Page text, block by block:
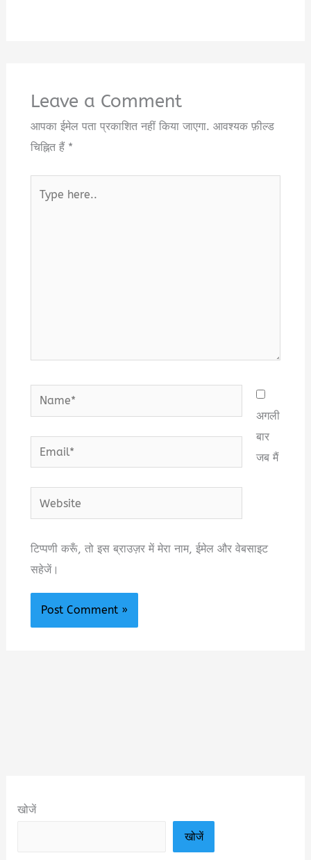
Leave a Comment
आपका ईमेल पता प्रकाशित नहीं किया जाएगा. आवश्यक फ़ील्ड
चिह्नित हैं *
here..
Name*
Email*
Website
अगली
बार
जब मैं
टिप्पणी करूँ, तो इस ब्राउज़र में मेरा नाम, ईमेल और वेबसाइट
सहेजें।
खोजें
खोजें